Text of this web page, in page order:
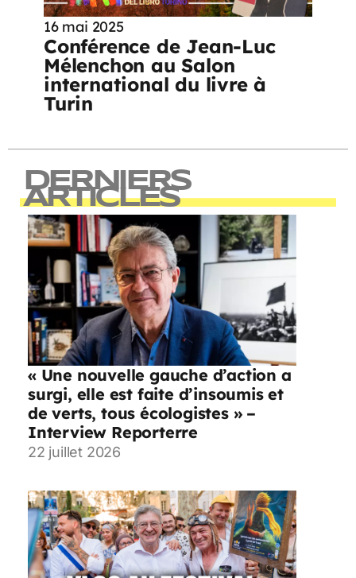
16 mai 2025
Conférence de Jean-Luc
Mélenchon au Salon
international du livre à
Turin
DERNIERS
ARTICLES
« Une nouvelle gauche d’action a
surgi, elle est faite d’insoumis et
de verts, tous écologistes » –
Interview Reporterre
22 juillet 2026